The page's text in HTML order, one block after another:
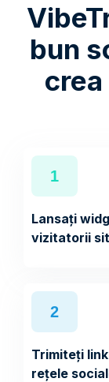
bun
1
Lansați
vizitatorii
2
Trimiteți
rețele